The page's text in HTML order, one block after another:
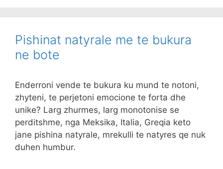
Pishinat natyrale me te bukura
ne bote
Enderroni vende te bukura ku mund te notoni,
zhyteni, te perjetoni emocione te forta dhe
unike? Larg zhurmes, larg monotonise se
perditshme, nga Meksika, Italia, Greqia keto
jane pishina natyrale, mrekulli te natyres qe nuk
duhen humbur.